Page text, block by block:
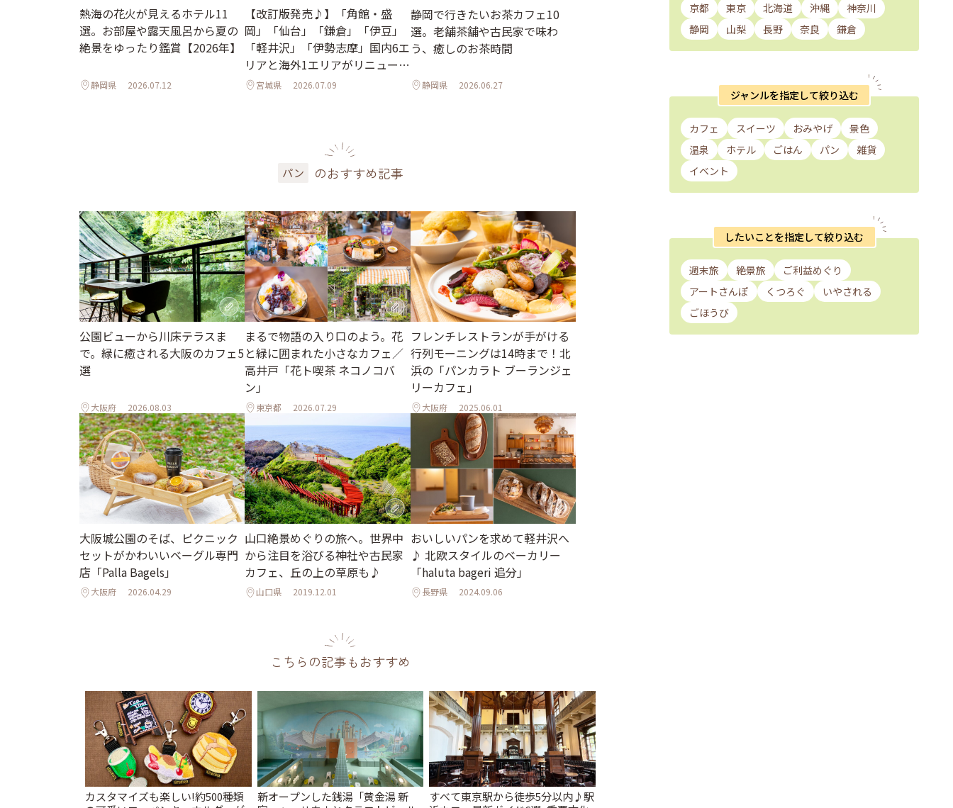
熱海の花火が見えるホテル11
選。お部屋や露天風呂から夏の
絶景をゆったり鑑賞【2026年】
静岡県 2026.07.12
【改訂版発売♪】「角館・盛
岡」「仙台」「鎌倉」「伊豆」
「軽井沢」「伊勢志摩」国内6エ
リアと海外1エリアがリニューア
ル宮城県 2026.07.09
静岡で行きたいお茶カフェ10
選。老舗茶舗や古民家で味わ
う、癒しのお茶時間
静岡県 2026.06.27
パン のおすすめ記事
公園ビューから川床テラスま
で。緑に癒される大阪のカフェ5
選
大阪府 2026.08.03
まるで物語の入り口のよう。花
と緑に囲まれた小さなカフェ／
高井戸「花ト喫茶 ネコノコバ
ン」
東京都 2026.07.29
フレンチレストランが手がける
行列モーニングは14時まで！北
浜の「パンカラト ブーランジェ
リーカフェ」
大阪府 2025.06.01
大阪城公園のそば、ピクニック
セットがかわいいベーグル専門
店「Palla Bagels」
大阪府 2026.04.29
山口絶景めぐりの旅へ。世界中
から注目を浴びる神社や古民家
カフェ、丘の上の草原も♪
山口県 2019.12.01
おいしいパンを求めて軽井沢へ
♪ 北欧スタイルのベーカリー
「haluta bageri 追分」
長野県 2024.09.06
こちらの記事もおすすめ
カスタマイズも楽しい!約500種類
新オープンした銭湯「黄金湯 新
すべて東京駅から徒歩5分以内♪駅
京都 東京 北海道 沖縄
神奈川
静岡
山梨 長野 奈良 鎌倉
ジャンルを指定して絞り込む
カフェ スイーツ おみやげ
景色
温泉
ホテル ごはん パン
雑貨
イベント
したいことを指定して絞り込む
週末旅 絶景旅
ご利益めぐり
アートさんぽ
くつろぐ
いやされる
ごほうび